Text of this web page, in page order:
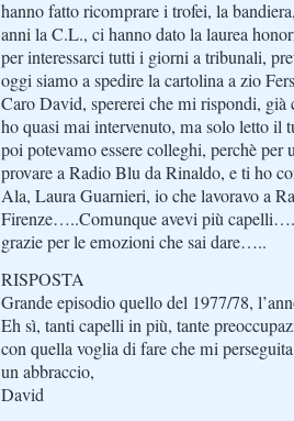
hanno fatto ricomprare i trofei, la
anni la C.L., ci hanno dato la laurea
per interessarci tutti i giorni a tribunali,
oggi siamo a spedire la cartolina a zio
Caro David, spererei che mi rispondi, già
ho quasi mai intervenuto, ma solo letto il
poi potevamo essere colleghi, perchè per
provare a Radio Blu da Rinaldo, e ti ho
Ala, Laura Guarnieri, io che lavoravo a
Firenze…..Comunque avevi più
grazie per le emozioni che sai dare…..
RISPOSTA
Grande episodio quello del 1977/78,
Eh sì, tanti capelli in più, tante
con quella voglia di fare che mi
un abbraccio,
David